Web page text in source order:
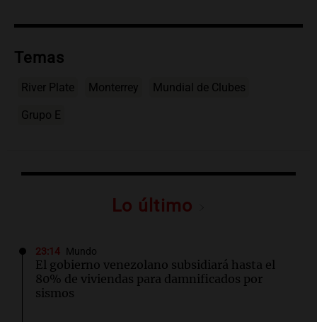
Temas
River Plate Monterrey Mundial de Clubes
Grupo E
Lo último
23:14 Mundo
El gobierno venezolano subsidiará hasta el
80% de viviendas para damnificados por
sismos